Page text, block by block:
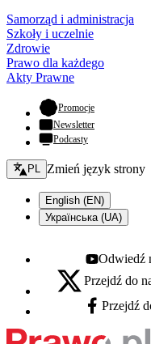
Samorząd i administracja
Szkoły i uczelnie
Zdrowie
Prawo dla każdego
Akty Prawne
Promocje- otwiera się w
Newsletter
Podcasty
Zmień język - bieżący:
PL Zmień język strony
English (EN)
Українська (UA)
Youtube -
Odwiedź
X - otwiera się w nowej
Przejdź do
Facebook -
Przejdź